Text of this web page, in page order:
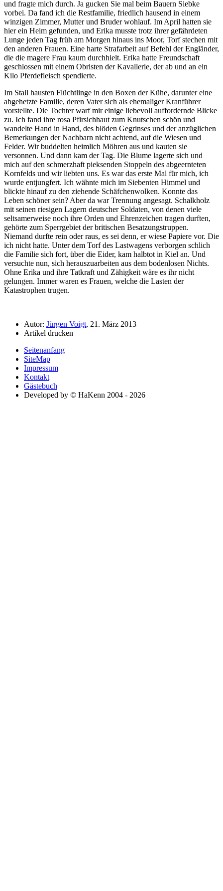
und fragte mich durch. Ja gucken Sie mal beim Bauern Siebke
vorbei. Da fand ich die Restfamilie, friedlich hausend in einem
winzigen Zimmer, Mutter und Bruder wohlauf. Im April hatten sie
hier ein Heim gefunden, und Erika musste trotz ihrer gefährdeten
Lunge jeden Tag früh am Morgen hinaus ins Moor, Torf stechen mit
den anderen Frauen. Eine harte Strafarbeit auf Befehl der Engländer,
die die magere Frau kaum durchhielt. Erika hatte Freundschaft
geschlossen mit einem Obristen der Kavallerie, der ab und an ein
Kilo Pferdefleisch spendierte.
Im Stall hausten Flüchtlinge in den Boxen der Kühe, darunter eine
abgehetzte Familie, deren Vater sich als ehemaliger Kranführer
vorstellte. Die Tochter warf mir einige liebevoll auffordernde Blicke
zu. Ich fand ihre rosa Pfirsichhaut zum Knutschen schön und
wandelte Hand in Hand, des blöden Gegrinses und der anzüglichen
Bemerkungen der Nachbarn nicht achtend, auf die Wiesen und
Felder. Wir buddelten heimlich Möhren aus und kauten sie
versonnen. Und dann kam der Tag. Die Blume lagerte sich und
mich auf den schmerzhaft pieksenden Stoppeln des abgeernteten
Kornfelds und wir liebten uns. Es war das erste Mal für mich, ich
wurde entjungfert. Ich wähnte mich im Siebenten Himmel und
blickte hinauf zu den ziehende Schäfchenwolken. Konnte das
Leben schöner sein? Aber da war Trennung angesagt. Schalkholz
mit seinen riesigen Lagern deutscher Soldaten, von denen viele
seltsamerweise noch ihre Orden und Ehrenzeichen tragen durften,
gehörte zum Sperrgebiet der britischen Besatzungstruppen.
Niemand durfte rein oder raus, es sei denn, er wiese Papiere vor. Die
ich nicht hatte. Unter dem Torf des Lastwagens verborgen schlich
die Familie sich fort, über die Eider, kam halbtot in Kiel an. Und
versuchte nun, sich herauszuarbeiten aus dem bodenlosen Nichts.
Ohne Erika und ihre Tatkraft und Zähigkeit wäre es ihr nicht
gelungen. Immer waren es Frauen, welche die Lasten der
Katastrophen trugen.
Autor: Jürgen Voigt, 21. März 2013
Artikel drucken
Seitenanfang
SiteMap
Impressum
Kontakt
Gästebuch
Developed by © HaKenn 2004 - 2026